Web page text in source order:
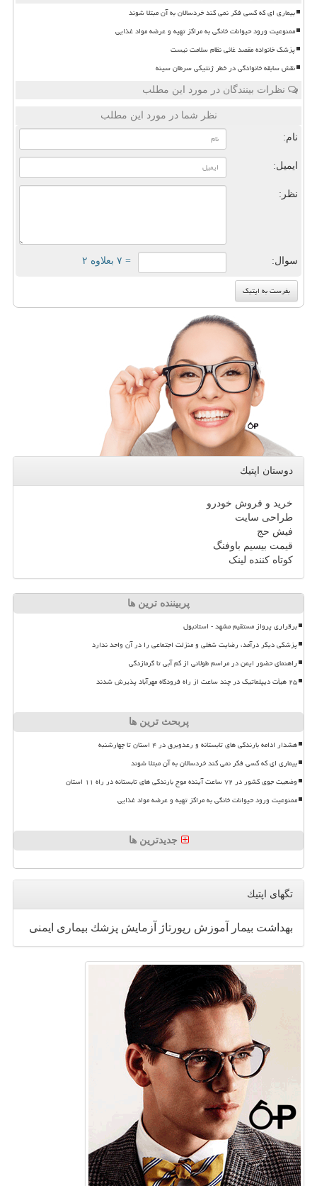
بیماری ای که کسی فکر نمی کند خردسالان به آن مبتلا شوند
ممنوعیت ورود حیوانات خانگی به مراکز تهیه و عرضه مواد غذایی
پزشک خانواده مقصد غائی نظام سلامت نیست
نقش سابقه خانوادگی در خطر ژنتیکی سرطان سینه
نظرات بینندگان در مورد این مطلب
نظر شما در مورد این مطلب
نام:
ایمیل:
نظر:
سوال: = ۷ بعلاوه ۲
دوستان اپتیك
خرید و فروش خودرو
طراحی سایت
فیش حج
قیمت بیسیم باوفنگ
کوتاه کننده لینک
پربیننده ترین ها
برقراری پرواز مستقیم مشهد - استانبول
پزشکی دیگر درآمد، رضایت شغلی و منزلت اجتماعی را در آن واحد ندارد
راهنمای حضور ایمن در مراسم طولانی از کم آبی تا گرمازدگی
۲۵ هیأت دیپلماتیک در چند ساعت از راه فرودگاه مهرآباد پذیرش شدند
پربحث ترین ها
هشدار ادامه بارندگی های تابستانه و رعدوبرق در ۴ استان تا چهارشنبه
بیماری ای که کسی فکر نمی کند خردسالان به آن مبتلا شوند
وضعیت جوی کشور در ۷۲ ساعت آینده موج بارندگی های تابستانه در راه ۱۱ استان
ممنوعیت ورود حیوانات خانگی به مراکز تهیه و عرضه مواد غذایی
جدیدترین ها
تگهای اپتیك
بهداشت بیمار آموزش رپورتاژ آزمایش پزشك بیماری ایمنی